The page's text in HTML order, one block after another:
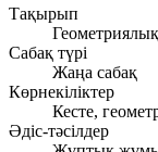
Тақырып
Сабақ түрі
Жаңа сабақ
Көрнекіліктер
Кесте,
Әдіс-тәсілдер